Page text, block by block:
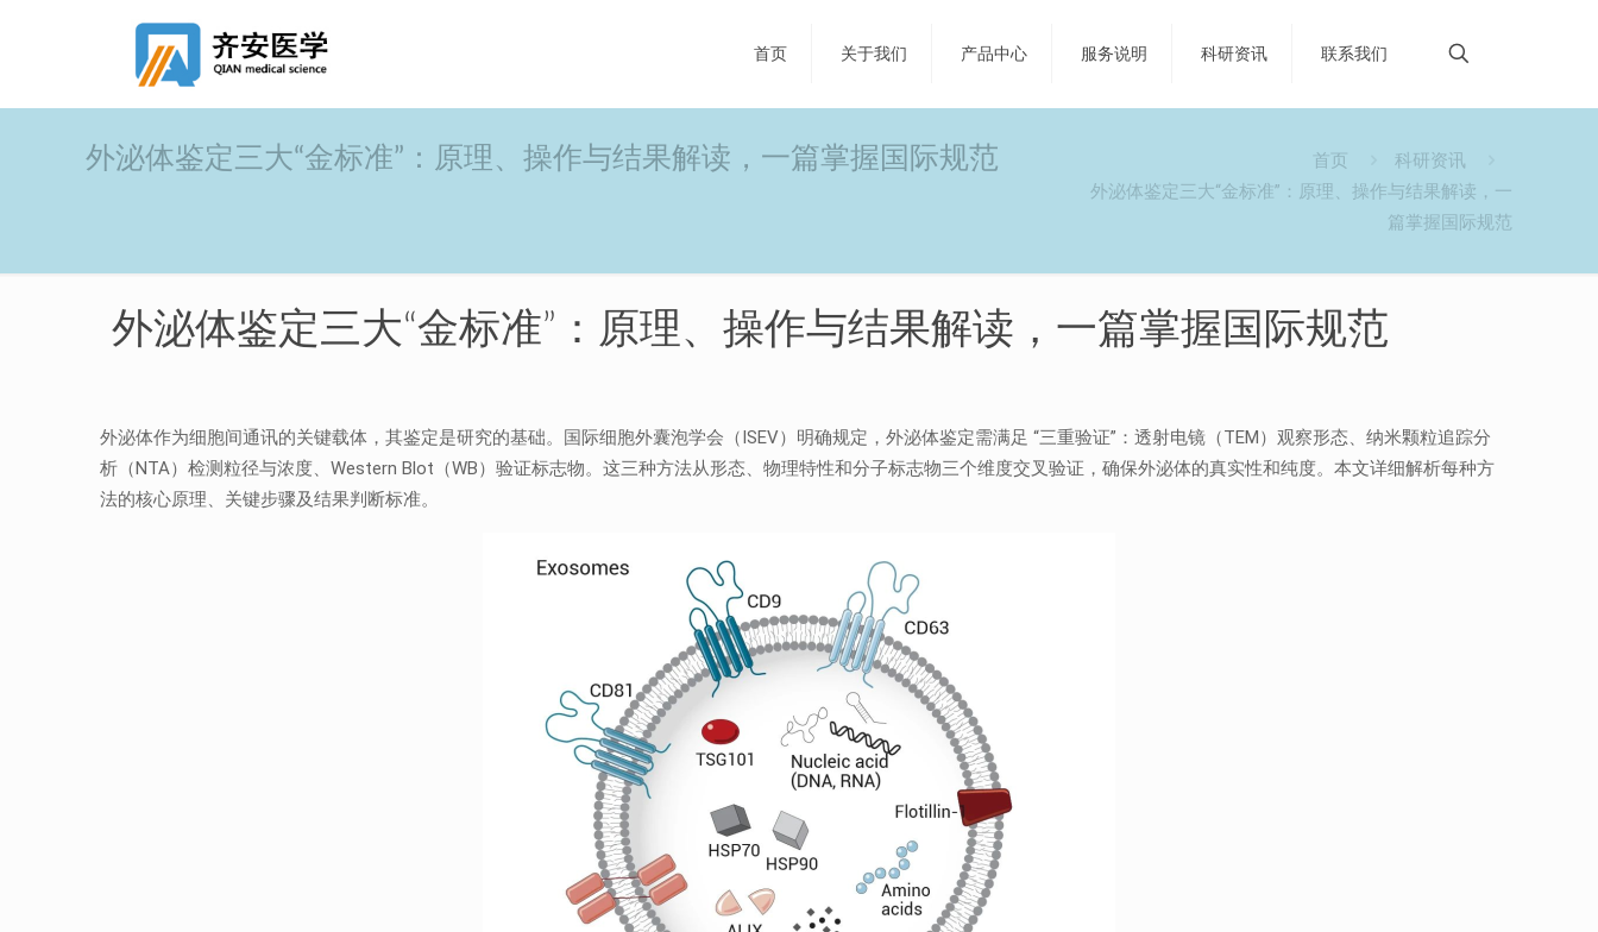
首页 关于我们 产品中心 服务说明 科研资讯 联系我们
外泌体鉴定三大“金标准”：原理、操作与结果解读，一篇掌握国际规范 首页
科研资讯
外泌体鉴定三大“金标准”：原理、操作与结果解读，一
篇掌握国际规范
外泌体鉴定三大“金标准”：原理、操作与结果解读，一篇掌握国际规范
外泌体作为细胞间通讯的关键载体，其鉴定是研究的基础。国际细胞外囊泡学会（ISEV）明确规定，外泌体鉴定需满足 “三重验证”：透射电镜（TEM）观察形态、纳米颗粒追踪分
析（NTA）检测粒径与浓度、Western Blot（WB）验证标志物。这三种方法从形态、物理特性和分子标志物三个维度交叉验证，确保外泌体的真实性和纯度。本文详细解析每种方
法的核心原理、关键步骤及结果判断标准。